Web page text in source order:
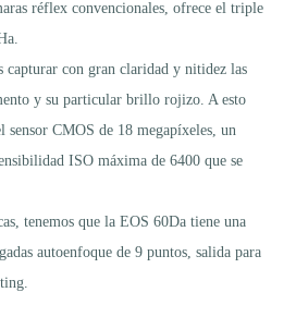
réflex convencionales, ofrece el triple
capturar con gran claridad y nitidez las
y su particular brillo rojizo. A esto
sensor CMOS de 18 megapíxeles, un
ISO máxima de 6400 que se
tenemos que la EOS 60Da tiene una
autoenfoque de 9 puntos, salida para